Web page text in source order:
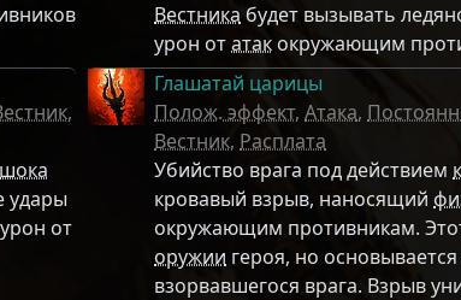
Вестника будет вызывать
урон отатакокружающим
,
шока
удары
от
Глашатай царицы
Полож. эффект, Атака,
Вестник, Расплата
Убийство врага под действием
кровавый взрыв, наносящий
окружающим противникам.
оружии героя, но
взорвавшегося врага. Взрыв